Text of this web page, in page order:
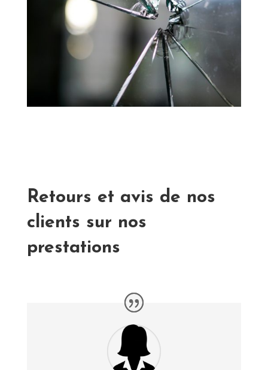
Retours et avis de nos
clients sur nos
prestations